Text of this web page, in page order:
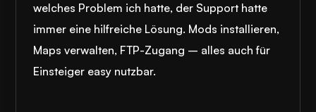
welches Problem ich hatte, der Support hatte
immer eine hilfreiche Lösung. Mods installieren,
Maps verwalten, FTP-Zugang – alles auch für
Einsteiger easy nutzbar.